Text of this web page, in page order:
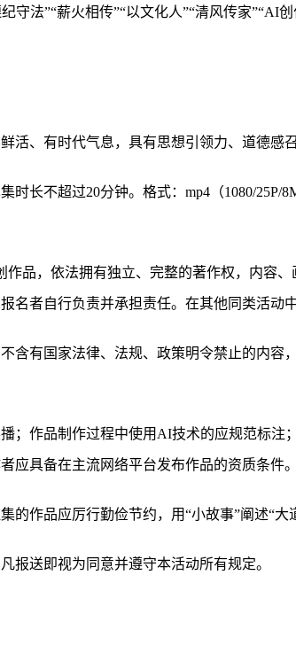
守法”“薪火相传”“以文化人”“清风传家”“AI
活、有时代气息，具有思想引领力、道德感
时长不超过20分钟。格式：mp4（1080/25P/
作品，依法拥有独立、完整的著作权，内容
名者自行负责并承担责任。在其他同类活动
含有国家法律、法规、政策明令禁止的内容
；作品制作过程中使用AI技术的应规范标注
应具备在主流网络平台发布作品的资质条件。
的作品应厉行勤俭节约，用“小故事”阐述“大
报送即视为同意并遵守本活动所有规定。